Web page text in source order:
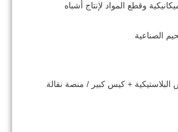
وقطع المواد لإنتاج أشباه
الصناعية